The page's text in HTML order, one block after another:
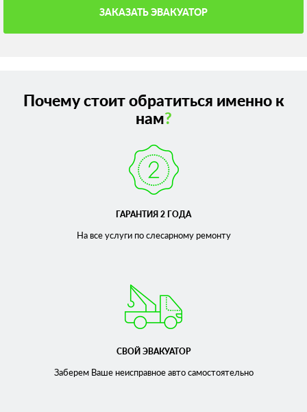
ЗАКАЗАТЬ ЭВАКУАТОР
Почему стоит обратиться именно к
нам?
ГАРАНТИЯ 2 ГОДА
На все услуги по слесарномуремонту
СВОЙ ЭВАКУАТОР
Заберем Ваше неисправноеавто самостоятельно